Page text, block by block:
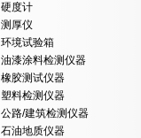
硬度计
测厚仪
环境试验箱
油漆涂料检测仪器
橡胶测试仪器
塑料检测仪器
公路/建筑检测仪器
石油地质仪器